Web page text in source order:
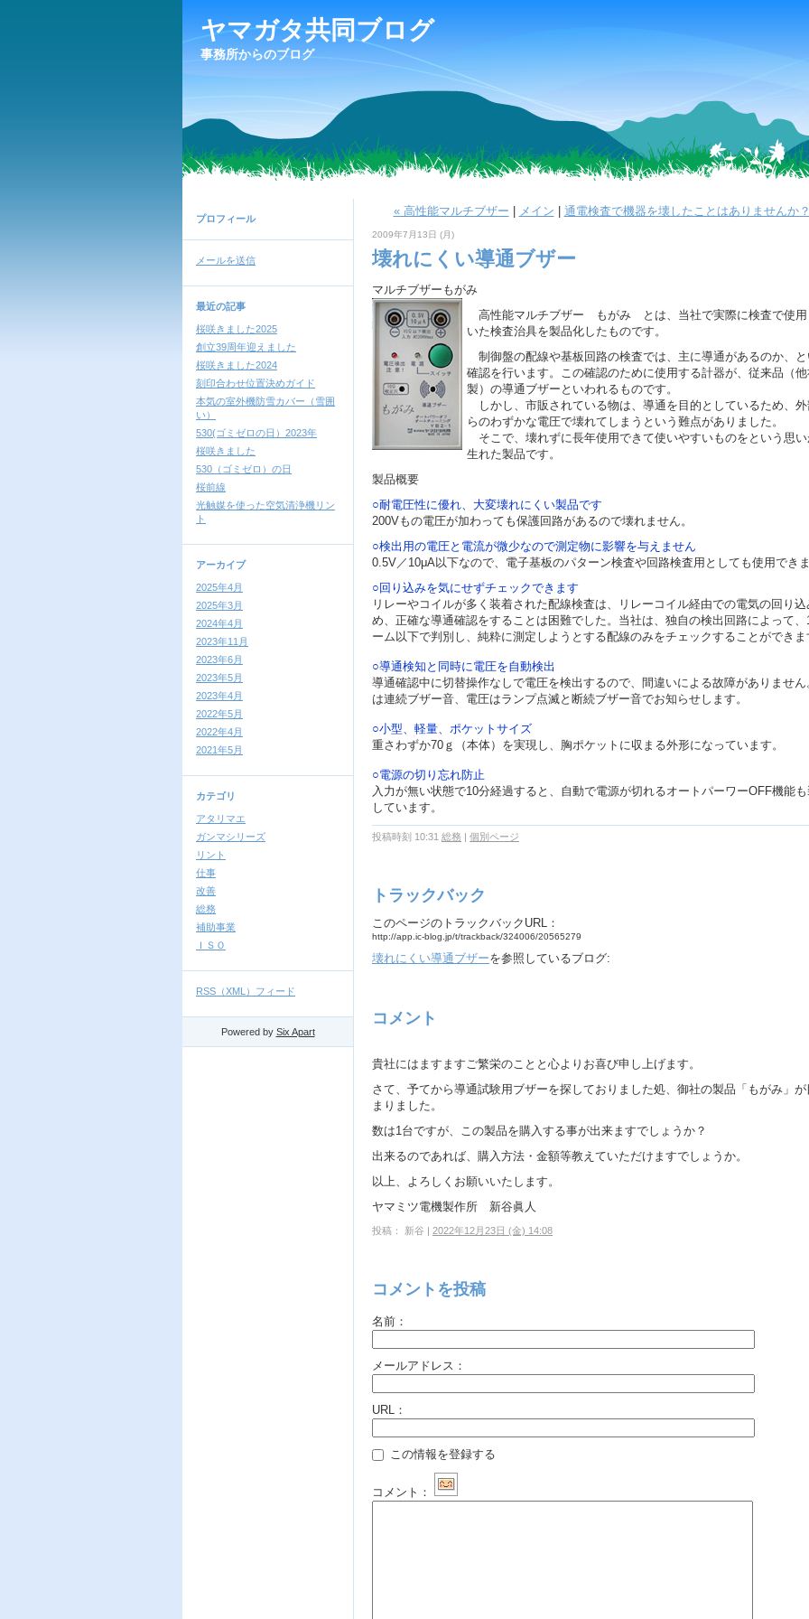
ヤマガタ共同ブログ
事務所からのブログ
プロフィール
メールを送信
最近の記事
桜咲きました2025
創立39周年迎えました
桜咲きました2024
刻印合わせ位置決めガイド
本気の室外機防雪カバー（雪囲
い）
530(ゴミゼロの日）2023年
桜咲きました
530（ゴミゼロ）の日
桜前線
光触媒を使った空気清浄機リン
ト
アーカイブ
2025年4月
2025年3月
2024年4月
2023年11月
2023年6月
2023年5月
2023年4月
2022年5月
2022年4月
2021年5月
カテゴリ
アタリマエ
ガンマシリーズ
リント
仕事
改善
総務
補助事業
ＩＳＯ
RSS（XML）フィード
Powered by Six Apart
« 高性能マルチブザー メイン 通電検査で機器を壊したことはありませんか
2009年7月13日 (月)
壊れにくい導通ブザー
マルチブザーもがみ
高性能マルチブザー もがみ とは、当社で実際に検査で使用
いた検査治具を製品化したものです。
制御盤の配線や基板回路の検査では、主に導通があるのか、
確認を行います。この確認のために使用する計器が、従来品（
製）の導通ブザーといわれるものです。
しかし、市販されている物は、導通を目的としているため、
らのわずかな電圧で壊れてしまうという難点がありました。
そこで、壊れずに長年使用できて使いやすいものをという思
生れた製品です。
製品概要
○耐電圧性に優れ、大変壊れにくい製品です
200Vもの電圧が加わっても保護回路があるので壊れません。
○検出用の電圧と電流が微少なので測定物に影響を与えません
0.5V／10μA以下なので、電子基板のパターン検査や回路検査用としても使用でき
○回り込みを気にせずチェックできます
リレーやコイルが多く装着された配線検査は、リレーコイル経由での電気の回り
め、正確な導通確認をすることは困難でした。当社は、独自の検出回路によって、
ーム以下で判別し、純粋に測定しようとする配線のみをチェックすることができま
○導通検知と同時に電圧を自動検出
導通確認中に切替操作なしで電圧を検出するので、間違いによる故障がありません
は連続ブザー音、電圧はランプ点滅と断続ブザー音でお知らせします。
○小型、軽量、ポケットサイズ
重さわずか70ｇ（本体）を実現し、胸ポケットに収まる外形になっています。
○電源の切り忘れ防止
入力が無い状態で10分経過すると、自動で電源が切れるオートパーワーOFF機能
しています。
投稿時刻 10:31 総務 | 個別ページ
トラックバック
このページのトラックバックURL：
http://app.ic-blog.jp/t/trackback/324006/20565279
壊れにくい導通ブザーを参照しているブログ:
コメント
貴社にはますますご繁栄のことと心よりお喜び申し上げます。
さて、予てから導通試験用ブザーを探しておりました処、御社の製品「もがみ」
まりました。
数は1台ですが、この製品を購入する事が出来ますでしょうか？
出来るのであれば、購入方法・金額等教えていただけますでしょうか。
以上、よろしくお願いいたします。
ヤマミツ電機製作所 新谷眞人
投稿： 新谷 | 2022年12月23日 (金) 14:08
コメントを投稿
名前：
メールアドレス：
URL：
この情報を登録する
コメント：